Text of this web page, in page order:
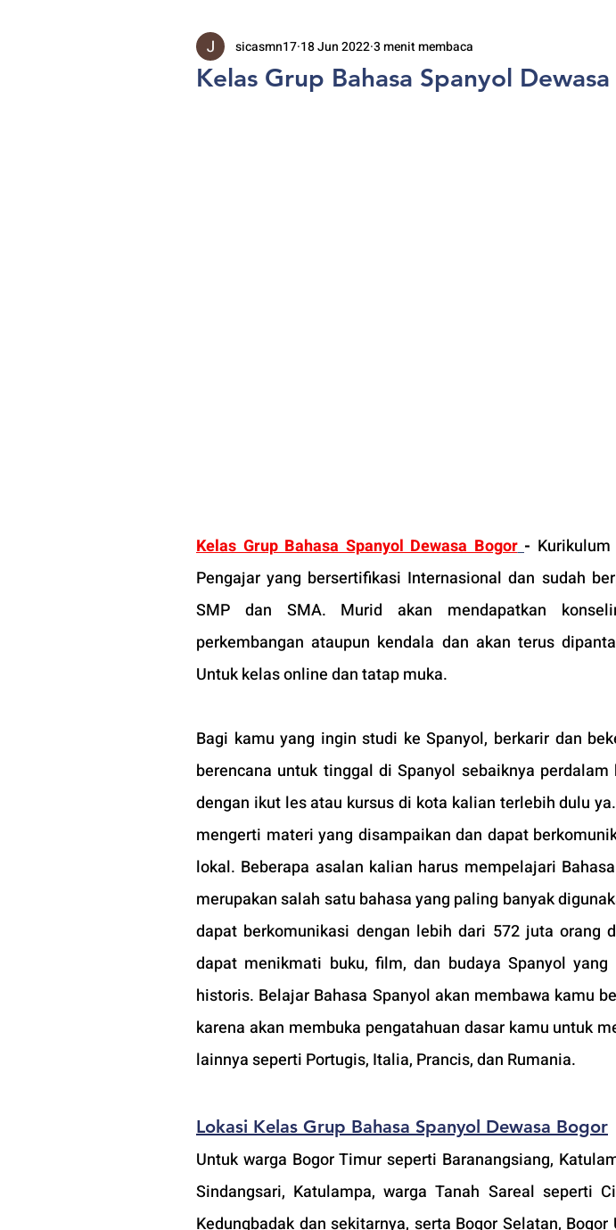
Kelas Grup Bahasa Spanyol
sicasmn17 18 Jun 20223 menit membaca
Kelas Grup Bahasa Spanyol Dewasa Bogor -
Pengajar yang bersertifikasi Internasional dan sudah
SMP dan SMA. Murid akan mendapatkan
perkembangan ataupun kendala dan akan terus
Untuk kelas online dan tatap muka.
Bagi kamu yang ingin studi ke Spanyol, berkarir dan
berencana untuk tinggal di Spanyol sebaiknya
dengan ikut les atau kursus di kota kalian terlebih dulu
mengerti materi yang disampaikan dan dapat
lokal. Beberapa asalan kalian harus mempelajari
merupakan salah satu bahasa yang paling banyak
dapat berkomunikasi dengan lebih dari 572 juta orang
dapat menikmati buku, film, dan budaya Spanyol
historis. Belajar Bahasa Spanyol akan membawa kamu
karena akan membuka pengatahuan dasar kamu untuk
lainnya seperti Portugis, Italia, Prancis, dan Rumania.
Lokasi Kelas Grup Bahasa Spanyol Dewasa Bogor
Untuk warga Bogor Timur seperti Baranangsiang,
Sindangsari, Katulampa, warga Tanah Sareal seperti
Kedungbadak dan sekitarnya, serta Bogor Selatan,